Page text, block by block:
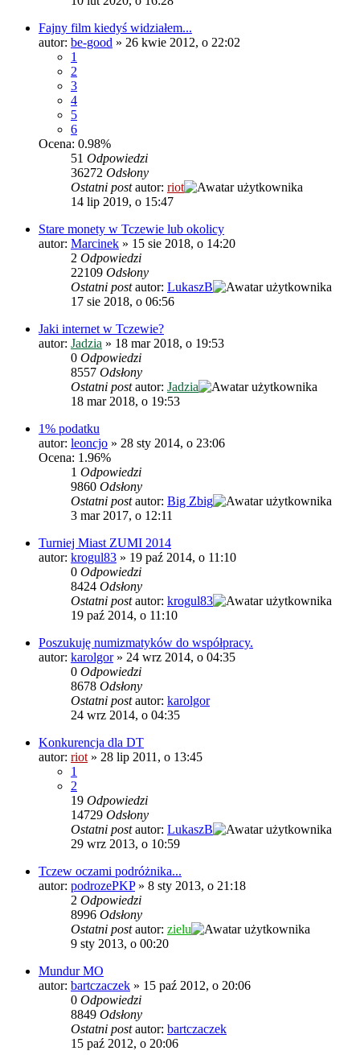
Fajny film kiedyś widziałem...
autor: be-good » 26 kwie 2012, o 22:02
1
2
3
4
5
6
Ocena: 0.98%
51 Odpowiedzi
36272 Odsłony
Ostatni postautor: riot
14 lip 2019, o 15:47
Stare monety w Tczewie lub okolicy
autor: Marcinek » 15 sie 2018, o 14:20
2 Odpowiedzi
22109 Odsłony
Ostatni postautor: LukaszB
17 sie 2018, o 06:56
Jaki internet w Tczewie?
autor: Jadzia » 18 mar 2018, o 19:53
0 Odpowiedzi
8557 Odsłony
Ostatni postautor: Jadzia
18 mar 2018, o 19:53
1% podatku
autor: leoncjo » 28 sty 2014, o 23:06
Ocena: 1.96%
1 Odpowiedzi
9860 Odsłony
Ostatni postautor: Big Zbig
3 mar 2017, o 12:11
Turniej Miast ZUMI 2014
autor: krogul83 » 19 paź 2014, o 11:10
0 Odpowiedzi
8424 Odsłony
Ostatni postautor: krogul83
19 paź 2014, o 11:10
Poszukuję numizmatyków do współpracy.
autor: karolgor» 24 wrz 2014, o 04:35
0 Odpowiedzi
8678 Odsłony
Ostatni postautor: karolgor
24 wrz 2014, o 04:35
Konkurencja dla DT
autor: riot » 28 lip 2011, o 13:45
1
2
19 Odpowiedzi
14729 Odsłony
Ostatni postautor: LukaszB
29 wrz 2013, o 10:59
Tczew oczami podróżnika...
autor: podrozePKP» 8 sty 2013, o 21:18
2 Odpowiedzi
8996 Odsłony
Ostatni postautor: zielu
9 sty 2013, o 00:20
Mundur MO
autor: bartczaczek » 15 paź 2012, o 20:06
0 Odpowiedzi
8849 Odsłony
Ostatni postautor: bartczaczek
15 paź 2012, o 20:06